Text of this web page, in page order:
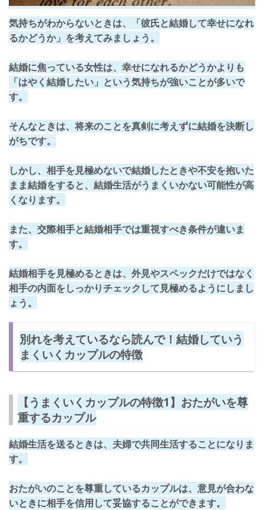
気持ちがわからないときは、
「彼氏と結婚して幸せになれ
るかどうか」 を考えてみましょう。
結婚に焦っている女性は、幸せになれるかどうかよりも
「はやく結婚したい」という気持ちが強いことが多いで
す。
そんなときは、将来のことを真剣に考えずに結婚を決断し
がちです。
しかし、相手を見極めないで結婚したときや不安を抱いた
まま結婚をすると、結婚生活がうまくいかない可能性が高
くなります。
また、交際相手と結婚相手では重視すべき条件が違いま
す。
結婚相手を見極めるときは、外見やスペックだけではなく
相手の内面をしっかりチェック して見極めるようにしまし
ょう。
別れを考えているなら読んで！結婚していう
まくいくカップルの特徴
【うまくいくカップルの特徴1】おたがいを尊
重するカップル
結婚生活を送るときは、夫婦で共同生活することになりま
す。
おたがいのことを尊重しているカップルは、意見が合わな
いときに相手を信用して妥協することができます。